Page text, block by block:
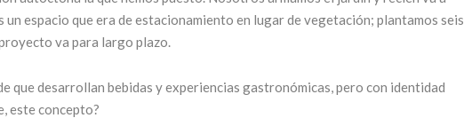
un espacio que era de estacionamiento en lugar de vegetación; plantamos seis
va para largo plazo.
que desarrollan bebidas y experiencias gastronómicas, pero con identidad
este concepto?